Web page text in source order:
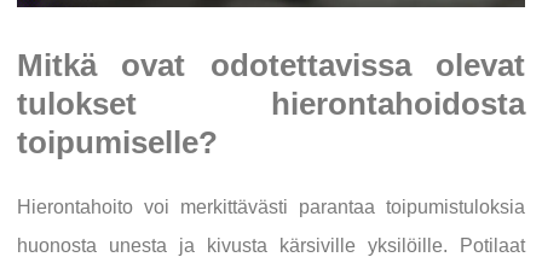
Mitkä ovat odotettavissa olevat
tulokset hierontahoidosta
toipumiselle?
Hierontahoito voi merkittävästi parantaa toipumistuloksia
huonosta unesta ja kivusta kärsiville yksilöille. Potilaat